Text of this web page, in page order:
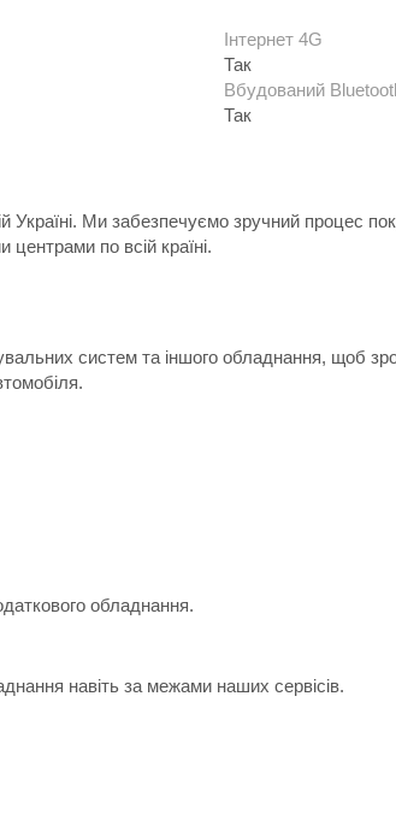
Інтернет 4G
Так
Вбудований
Так
Ми забезпечуємо зручний процес
по всій країні.
систем та іншого обладнання, щоб
обладнання.
навіть за межами наших сервісів.